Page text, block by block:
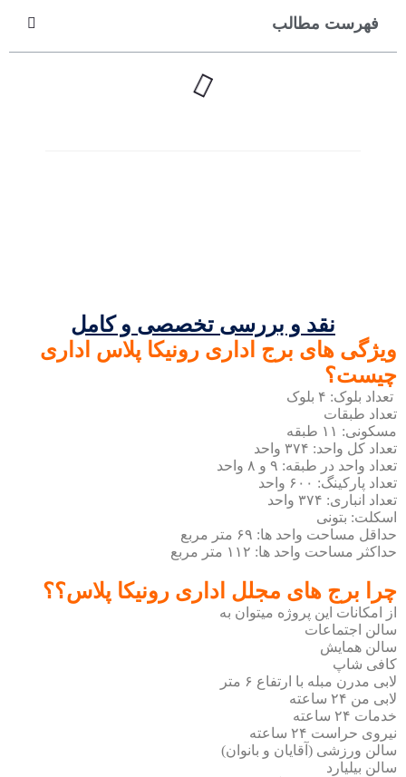
فهرست مطالب
نقد و بررسی تخصصی و کامل
ویژگی های برج اداری رونیکا پلاس اداری
چیست؟
تعداد بلوک: ۴ بلوک
تعداد طبقات
مسکونی: ۱۱ طبقه
تعداد کل واحد: ۳۷۴ واحد
تعداد واحد در طبقه: ۹ و ۸ واحد
تعداد پارکینگ: ۶۰۰ واحد
تعداد انباری: ۳۷۴ واحد
اسکلت: بتونی
حداقل مساحت واحد ها: ۶۹ متر مربع
حداکثر مساحت واحد ها: ۱۱۲ متر مربع
چرا برج‌ های مجلل اداری رونیکا پلاس؟؟
از امکانات این پروژه میتوان به
سالن اجتماعات
سالن همایش
کافی شاپ
لابی مدرن مبله با ارتفاع ۶ متر
لابی من ۲۴ ساعته
خدمات ۲۴ ساعته
نیروی حراست ۲۴ ساعته
سالن ورزشی (آقایان و بانوان)
سالن بیلیارد